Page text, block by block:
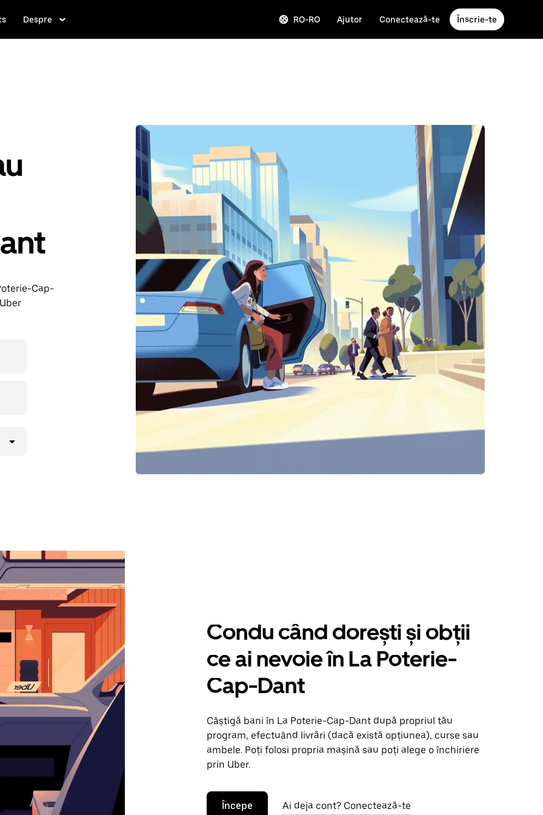
Despre RO-RO Ajutor Conectează-te Înscrie-te
Cap-
Condu când dorești și obții
ce ai nevoie în La Poterie-
Cap-Dant
Câștigă bani în La Poterie-Cap-Dant după propriul tău
program, efectuând livrări (dacă există opțiunea), curse sau
ambele. Poți folosi propria mașină sau poți alege o închiriere
prin Uber.
Începe Ai deja cont? Conectează-te